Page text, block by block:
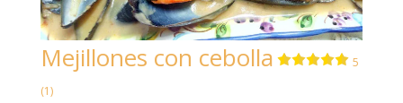
Mejillones con cebolla
5
(1)